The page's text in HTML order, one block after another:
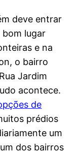
deve entrar
bom lugar
e na
o bairro
Jardim
acontece.
de
prédios
um
dos bairros